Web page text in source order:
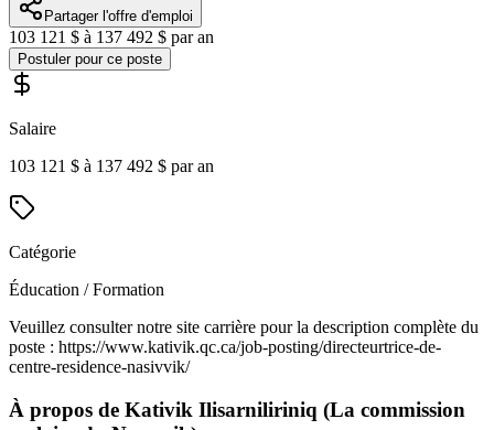
Partager l'offre d'emploi
103 121 $ à 137 492 $ par an
Postuler pour ce poste
Salaire
103 121 $ à 137 492 $ par an
Catégorie
Éducation / Formation
Veuillez consulter notre site carrière pour la description complète du
poste : https://www.kativik.qc.ca/job-posting/directeurtrice-de-
centre-residence-nasivvik/
À propos de Kativik Ilisarniliriniq (La commission